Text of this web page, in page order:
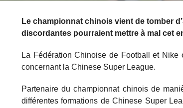
Le championnat chinois vient de tomber
discordantes pourraient mettre à mal cet
La Fédération Chinoise de Football et Nike
concernant la Chinese Super League.
Partenaire du championnat chinois de
différentes formations de Chinese Super